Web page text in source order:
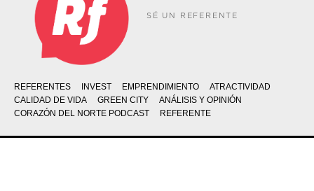
SÉ UN REFERENTE
REFERENTES INVEST EMPRENDIMIENTO
ATRACTIVIDAD
CALIDAD DE VIDA
GREEN CITY
ANÁLISIS Y OPINIÓN
CORAZÓN DEL NORTE PODCAST
REFERENTE